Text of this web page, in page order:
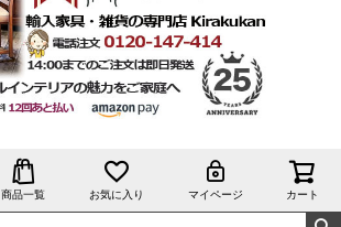
商品一覧 お気に入り マイページ カート